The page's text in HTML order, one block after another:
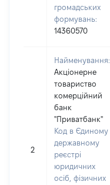
громадських
формувань:
14360570
2
Найменування:
Акціонерне
товариство
комерційний
банк
"Приватбанк"
Код в Єдиному
державному
реєстрі
юридичних
осіб, фізичних